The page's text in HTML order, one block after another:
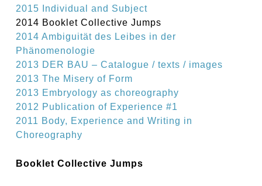
2015 Individual and Subject
2014 Booklet Collective Jumps
2014 Ambiguität des Leibes in der
Phänomenologie
2013 DER BAU – Catalogue / texts / images
2013 The Misery of Form
2013 Embryology as choreography
2012 Publication of Experience #1
2011 Body, Experience and Writing in
Choreography
Booklet Collective Jumps